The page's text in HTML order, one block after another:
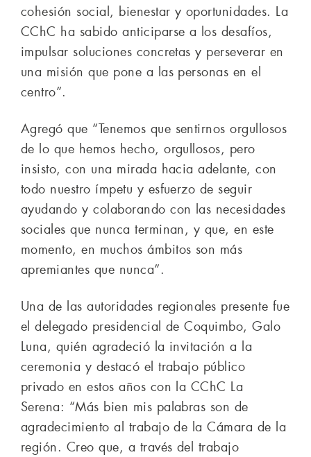
cohesión social, bienestar y oportunidades. La
CChC ha sabido anticiparse a los desafíos,
impulsar soluciones concretas y perseverar en
una misión que pone a las personas en el
centro”.
Agregó que “Tenemos que sentirnos orgullosos
de lo que hemos hecho, orgullosos, pero
insisto, con una mirada hacia adelante, con
todo nuestro ímpetu y esfuerzo de seguir
ayudando y colaborando con las necesidades
sociales que nunca terminan, y que, en este
momento, en muchos ámbitos son más
apremiantes que nunca”.
Una de las autoridades regionales presente fue
el delegado presidencial de Coquimbo, Galo
Luna, quién agradeció la invitación a la
ceremonia y destacó el trabajo público
privado en estos años con la CChC La
Serena: “Más bien mis palabras son de
agradecimiento al trabajo de la Cámara de la
región. Creo que, a través del trabajo